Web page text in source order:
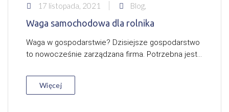
17 listopada, 2021 Blog,
Waga samochodowa dla rolnika
Waga w gospodarstwie? Dzisiejsze gospodarstwo
to nowocześnie zarządzana firma. Potrzebna jest...
Więcej